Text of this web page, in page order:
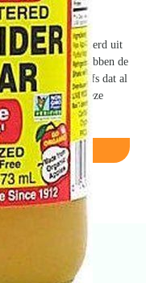
wordt geproduceerd uit
studies hebben de
Het blijkt zelfs dat al
geneeskunde, deze